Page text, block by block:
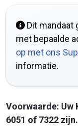
Dit mandaat
met bepaalde
op met ons
informatie.
Voorwaarde: Uw
6051 of 7322 zijn.